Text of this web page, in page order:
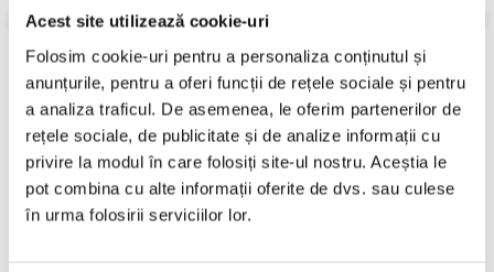
Acest site utilizează cookie-uri
Folosim cookie-uri pentru a personaliza conținutul și
anunțurile, pentru a oferi funcții de rețele sociale și pentru
a analiza traficul. De asemenea, le oferim partenerilor de
rețele sociale, de publicitate și de analize informații cu
privire la modul în care folosiți site-ul nostru. Aceștia le
pot combina cu alte informații oferite de dvs. sau culese
în urma folosirii serviciilor lor.
A7
Trespasser
7:48
A8
At The Rebels Room
7:57
B1
Lidingö Hills 909303
9:02
B2
In Your Face
9:20
VEZI MAI MULT
Stare Caseta:Near Mint (NM or M-)
Stare Coperta:
Near Mint (NM or M-)
Informatii conformitate produs